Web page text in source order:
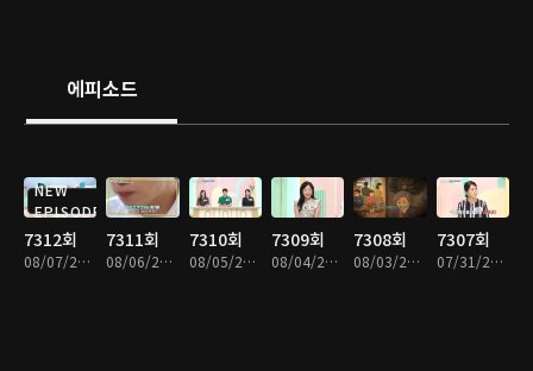
에피소드
NEW
EPISODE
7312회
08/07/2026 • 52분
7311회
08/06/2026 • 52분
7310회
08/05/2026 • 52분
7309회
08/04/2026 • 51분
7308회
08/03/2026 • 51분
7307회
07/31/2026 • 52분